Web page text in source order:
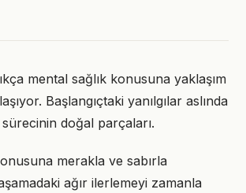
mental sağlık konusuna yaklaşım
Başlangıçtaki yanılgılar aslında
doğal parçaları.
merakla ve sabırla
ağır ilerlemeyi zamanla